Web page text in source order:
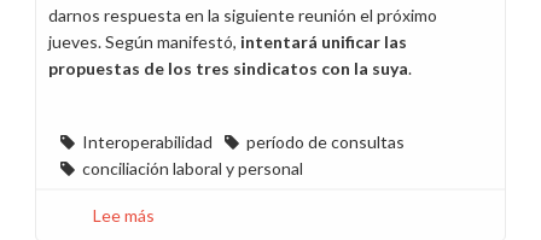
darnos respuesta en la siguiente reunión el próximo
jueves. Según manifestó, intentará unificar las
propuestas de los tres sindicatos con la suya.
Interoperabilidad
período de consultas
conciliación laboral y personal
Lee más